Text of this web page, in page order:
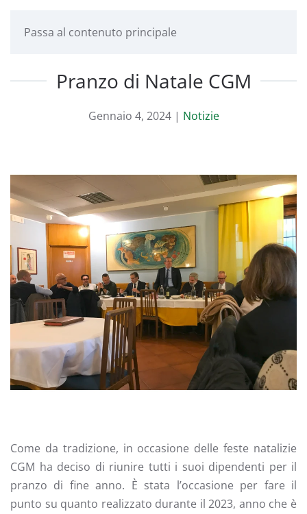
Passa al contenuto principale
Pranzo di Natale CGM
Gennaio 4, 2024| Notizie
Come da tradizione, in occasione delle feste natalizie
CGM ha deciso di riunire tutti i suoi dipendenti per il
pranzo di fine anno. È stata l’occasione per fare il
punto su quanto realizzato durante il 2023, anno che è